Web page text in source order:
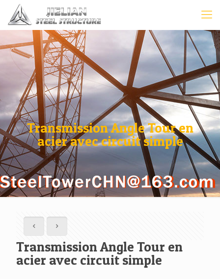
Transmission Angle Tour en
acier avec circuit simple
Transmission Angle Tour en
acier avec circuit simple